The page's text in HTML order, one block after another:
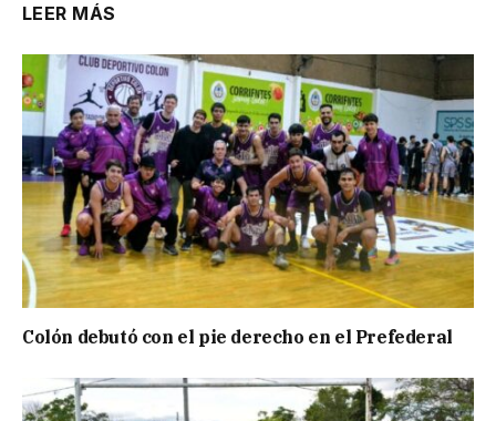
LEER MÁS
Colón debutó con el pie derecho en el Prefederal